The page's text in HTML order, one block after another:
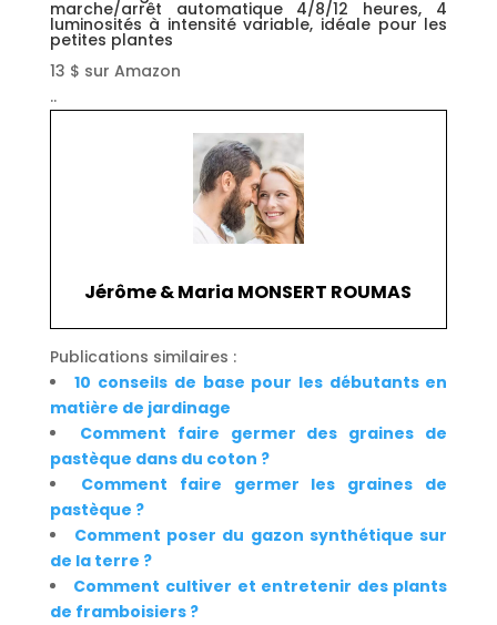
marche/arrêt automatique 4/8/12 heures, 4
luminosités à intensité variable, idéale pour les
petites plantes
13 $ sur Amazon
..
Jérôme & Maria MONSERT ROUMAS
Publications similaires :
10 conseils de base pour les débutants en
matière de jardinage
Comment faire germer des graines de
pastèque dans du coton ?
Comment faire germer les graines de
pastèque ?
Comment poser du gazon synthétique sur
de la terre ?
Comment cultiver et entretenir des plants
de framboisiers ?